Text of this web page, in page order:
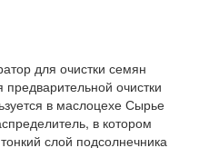
для очистки семян
очистки
в маслоцехе Сырье
в котором
слой подсолнечника